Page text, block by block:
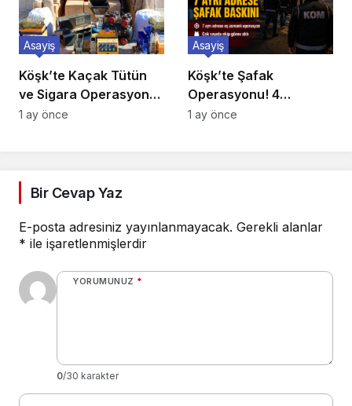
Köşk’te Kaçak Tütün
ve Sigara Operasyonu:
Binlerce Makaron ile
Asayiş
1 ay önce
Köşk’te Şafak
Operasyonu! 4
Mahallede 7 Adrese Eş
Asayiş
1 ay önce
Bir Cevap Yaz
E-posta adresiniz yayınlanmayacak. Gerekli alanlar
* ile işaretlenmişlerdir
YORUMUNUZ *
0/30 karakter